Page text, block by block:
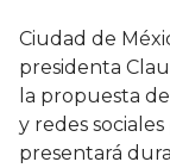
Ciudad de
presidenta
la propuesta
y redes
presentará